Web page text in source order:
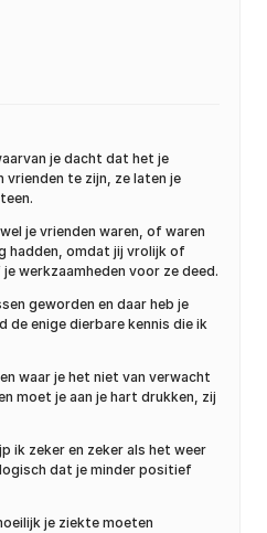
je dacht dat het je
vrienden te zijn, ze laten je
je vrienden waren, of waren
hadden, omdat jij vrolijk of
werkzaamheden voor ze deed.
geworden en daar heb je
de enige dierbare kennis die ik
waar je het niet van verwacht
moet je aan je hart drukken, zij
ik zeker en zeker als het weer
dat je minder positief
je ziekte moeten